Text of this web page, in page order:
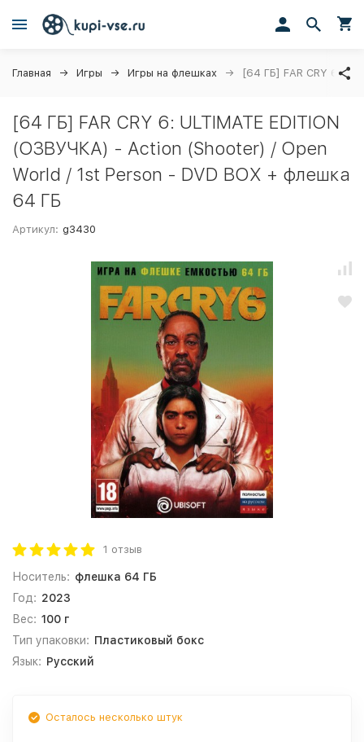
Главная Игры Игры на флешках [64 ГБ] FAR CRY 6:
[64 ГБ] FAR CRY 6: ULTIMATE EDITION
(ОЗВУЧКА) - Action (Shooter) / Open
World / 1st Person - DVD BOX + флешка
64 ГБ
Артикул: g3430
1 отзыв
Носитель: флешка 64 ГБ
Год: 2023
Вес: 100 г
Тип упаковки: Пластиковый бокс
Язык: Русский
Осталось несколько штук